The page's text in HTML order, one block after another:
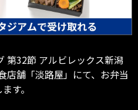
第32節 アルビレックス新潟
店舗「淡路屋」にて、お弁当
す。